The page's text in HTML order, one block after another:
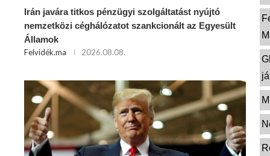
Irán javára titkos pénzügyi szolgáltatást nyújtó
nemzetközi céghálózatot szankcionált az Egyesült
Államok
Felvidék.ma 2026.08.08.